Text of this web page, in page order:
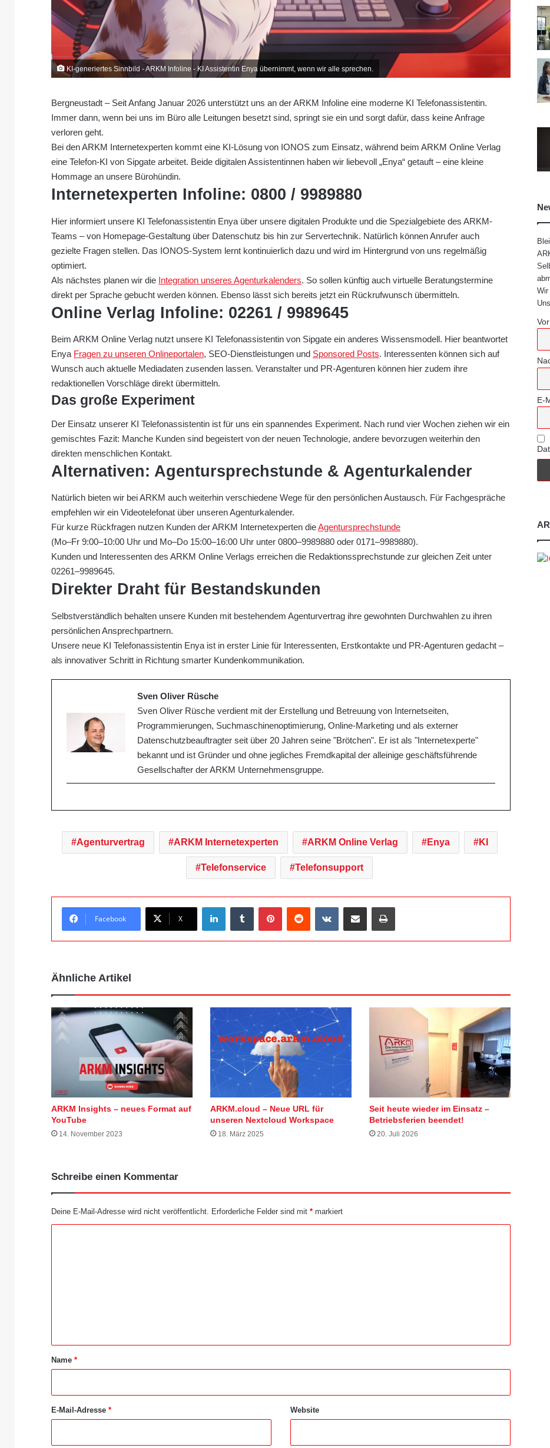
KI-generiertes Sinnbild - ARKM Infoline - KI Assistentin Enya übernimmt, wenn wir alle sprechen.
Bergneustadt – Seit Anfang Januar 2026 unterstützt uns an der ARKM Infoline eine moderne KI Telefonassistentin.
Immer dann, wenn bei uns im Büro alle Leitungen besetzt sind, springt sie ein und sorgt dafür, dass keine Anfrage
verloren geht.
Bei den ARKM Internetexperten kommt eine KI-Lösung von IONOS zum Einsatz, während beim ARKM Online Verlag
eine Telefon-KI von Sipgate arbeitet. Beide digitalen Assistentinnen haben wir liebevoll „Enya“ getauft – eine kleine
Hommage an unsere Bürohündin.
Internetexperten Infoline: 0800 / 9989880
Hier informiert unsere KI Telefonassistentin Enya über unsere digitalen Produkte und die Spezialgebiete des ARKM-
Teams – von Homepage-Gestaltung über Datenschutz bis hin zur Servertechnik. Natürlich können Anrufer auch
gezielte Fragen stellen. Das IONOS-System lernt kontinuierlich dazu und wird im Hintergrund von uns regelmäßig
optimiert.
Als nächstes planen wir die Integration unseres Agenturkalenders. So sollen künftig auch virtuelle Beratungstermine
direkt per Sprache gebucht werden können. Ebenso lässt sich bereits jetzt ein Rückrufwunsch übermitteln.
Online Verlag Infoline: 02261 / 9989645
Beim ARKM Online Verlag nutzt unsere KI Telefonassistentin von Sipgate ein anderes Wissensmodell. Hier beantwortet
Enya Fragen zu unseren Onlineportalen, SEO-Dienstleistungen und Sponsored Posts. Interessenten können sich auf
Wunsch auch aktuelle Mediadaten zusenden lassen. Veranstalter und PR-Agenturen können hier zudem ihre
redaktionellen Vorschläge direkt übermitteln.
Das große Experiment
Der Einsatz unserer KI Telefonassistentin ist für uns ein spannendes Experiment. Nach rund vier Wochen ziehen wir ein
gemischtes Fazit: Manche Kunden sind begeistert von der neuen Technologie, andere bevorzugen weiterhin den
direkten menschlichen Kontakt.
Alternativen: Agentursprechstunde & Agenturkalender
Natürlich bieten wir bei ARKM auch weiterhin verschiedene Wege für den persönlichen Austausch. Für Fachgespräche
empfehlen wir ein Videotelefonat über unseren Agenturkalender.
Für kurze Rückfragen nutzen Kunden der ARKM Internetexperten dieAgentursprechstunde
(Mo–Fr 9:00–10:00 Uhr und Mo–Do 15:00–16:00 Uhr unter 0800–9989880 oder 0171–9989880).
Kunden und Interessenten des ARKM Online Verlags erreichen die Redaktionssprechstunde zur gleichen Zeit unter
02261–9989645.
Direkter Draht für Bestandskunden
Selbstverständlich behalten unsere Kunden mit bestehendem Agenturvertrag ihre gewohnten Durchwahlen zu ihren
persönlichen Ansprechpartnern.
Unsere neue KI Telefonassistentin Enya ist in erster Linie für Interessenten, Erstkontakte und PR-Agenturen gedacht –
als innovativer Schritt in Richtung smarter Kundenkommunikation.
Sven Oliver Rüsche
Sven Oliver Rüsche verdient mit der Erstellung und Betreuung von Internetseiten,
Programmierungen, Suchmaschinenoptimierung, Online-Marketing und als externer
Datenschutzbeauftragter seit über 20 Jahren seine "Brötchen". Er ist als "Internetexperte"
bekannt und ist Gründer und ohne jegliches Fremdkapital der alleinige geschäftsführende
Gesellschafter der ARKM Unternehmensgruppe.
Agenturvertrag ARKM Internetexperten ARKM Online Verlag Enya KI
Telefonservice Telefonsupport
Facebook X
Ähnliche Artikel
ARKM Insights – neues Format auf
YouTube
14. November 2023
ARKM.cloud – Neue URL für
unseren Nextcloud Workspace
18. März 2025
Seit heute wieder im Einsatz –
Betriebsferien beendet!
20. Juli 2026
Schreibe einen Kommentar
Deine E-Mail-Adresse wird nicht veröffentlicht. Erforderliche Felder sind mit * markiert
aName *
E-Mail-Adresse * Website
Wir
E-